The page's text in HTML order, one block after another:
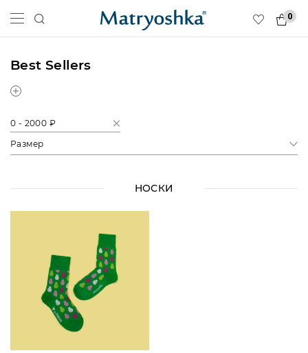
0
Best Sellers
0 - 2000 ₽
Размер
НОСКИ